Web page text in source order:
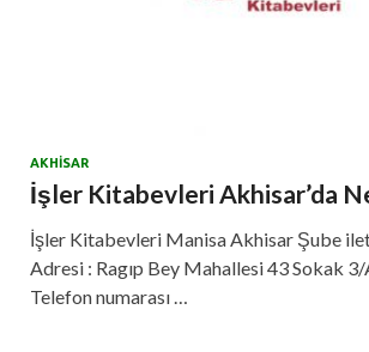
AKHISAR
İşler Kitabevleri Akhisar’da
İşler Kitabevleri Manisa Akhisar Şube
Adresi : Ragıp Bey Mahallesi 43 Sokak
Telefon numarası …